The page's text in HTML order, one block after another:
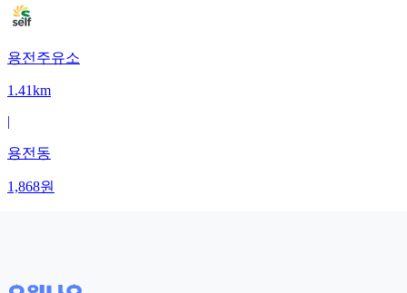
용전주유소
1.41km
|
용전동
1,868원